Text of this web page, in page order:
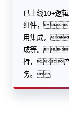
已上线10+
组件，
用集成，
成等。
持，产
务。